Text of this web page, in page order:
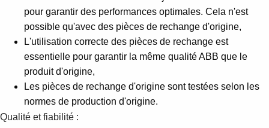
pour garantir des performances optimales. Cela n'est
possible qu'avec des pièces de rechange d'origine,
L'utilisation correcte des pièces de rechange est
essentielle pour garantir la même qualité ABB que le
produit d'origine,
Les pièces de rechange d'origine sont testées selon les
normes de production d'origine.
Qualité et fiabilité :